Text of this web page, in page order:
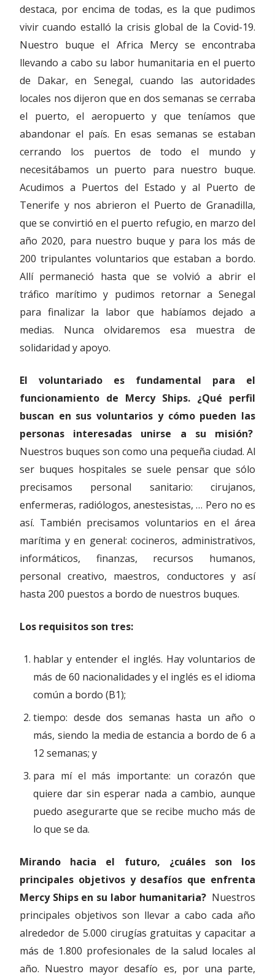
destaca, por encima de todas, es la que pudimos
vivir cuando estalló la crisis global de la Covid-19.
Nuestro buque el Africa Mercy se encontraba
llevando a cabo su labor humanitaria en el puerto
de Dakar, en Senegal, cuando las autoridades
locales nos dijeron que en dos semanas se cerraba
el puerto, el aeropuerto y que teníamos que
abandonar el país. En esas semanas se estaban
cerrando los puertos de todo el mundo y
necesitábamos un puerto para nuestro buque.
Acudimos a Puertos del Estado y al Puerto de
Tenerife y nos abrieron el Puerto de Granadilla,
que se convirtió en el puerto refugio, en marzo del
año 2020, para nuestro buque y para los más de
200 tripulantes voluntarios que estaban a bordo.
Allí permaneció hasta que se volvió a abrir el
tráfico marítimo y pudimos retornar a Senegal
para finalizar la labor que habíamos dejado a
medias. Nunca olvidaremos esa muestra de
solidaridad y apoyo.
El voluntariado es fundamental para el
funcionamiento de Mercy Ships. ¿Qué perfil
buscan en sus voluntarios y cómo pueden las
personas interesadas unirse a su misión?
Nuestros buques son como una pequeña ciudad. Al
ser buques hospitales se suele pensar que sólo
precisamos personal sanitario: cirujanos,
enfermeras, radiólogos, anestesistas, … Pero no es
así. También precisamos voluntarios en el área
marítima y en general: cocineros, administrativos,
informáticos, finanzas, recursos humanos,
personal creativo, maestros, conductores y así
hasta 200 puestos a bordo de nuestros buques.
Los requisitos son tres:
hablar y entender el inglés. Hay voluntarios de
más de 60 nacionalidades y el inglés es el idioma
común a bordo (B1);
tiempo: desde dos semanas hasta un año o
más, siendo la media de estancia a bordo de 6 a
12 semanas; y
para mí el más importante: un corazón que
quiere dar sin esperar nada a cambio, aunque
puedo asegurarte que se recibe mucho más de
lo que se da.
Mirando hacia el futuro, ¿cuáles son los
principales objetivos y desafíos que enfrenta
Mercy Ships en su labor humanitaria? Nuestros
principales objetivos son llevar a cabo cada año
alrededor de 5.000 cirugías gratuitas y capacitar a
más de 1.800 profesionales de la salud locales al
año. Nuestro mayor desafío es, por una parte,